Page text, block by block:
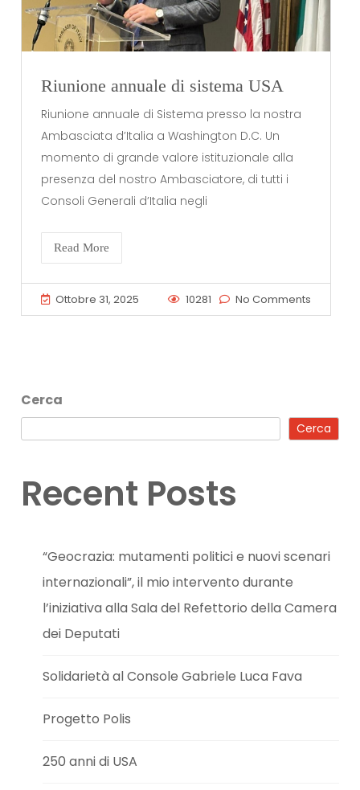
Riunione annuale di sistema USA
Riunione annuale di Sistema presso la nostra
Ambasciata d’Italia a Washington D.C. Un
momento di grande valore istituzionale alla
presenza del nostro Ambasciatore, di tutti i
Consoli Generali d’Italia negli
Read More
Ottobre 31, 2025 10281 No Comments
Cerca
Cerca
Recent Posts
“Geocrazia: mutamenti politici e nuovi scenari
internazionali”, il mio intervento durante
l’iniziativa alla Sala del Refettorio della Camera
dei Deputati
Solidarietà al Console Gabriele Luca Fava
Progetto Polis
250 anni di USA